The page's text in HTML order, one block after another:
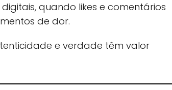
quando likes e comentários
de dor.
e verdade têm valor